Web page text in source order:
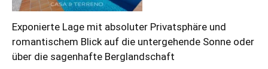
Exponierte Lage mit absoluter Privatsphäre und
romantischem Blick auf die untergehende Sonne oder
über die sagenhafte Berglandschaft